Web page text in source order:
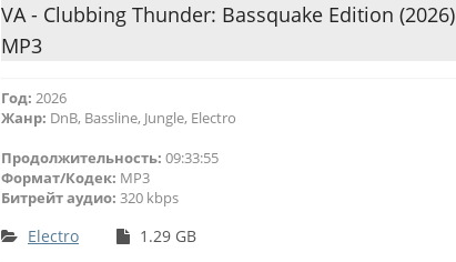
VA - Clubbing Thunder: Bassquake Edition (2026)
MP3
Год: 2026
Жанр: DnB, Bassline, Jungle, Electro
Продолжительность: 09:33:55
Формат/Кодек: MP3
Битрейт аудио: 320 kbps
Electro 1.29 GB